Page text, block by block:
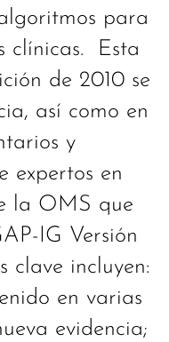
para
clínicas. Esta
de 2010 se
así como en
y
expertos en
la OMS que
IG Versión
clave incluyen:
en varias
evidencia;